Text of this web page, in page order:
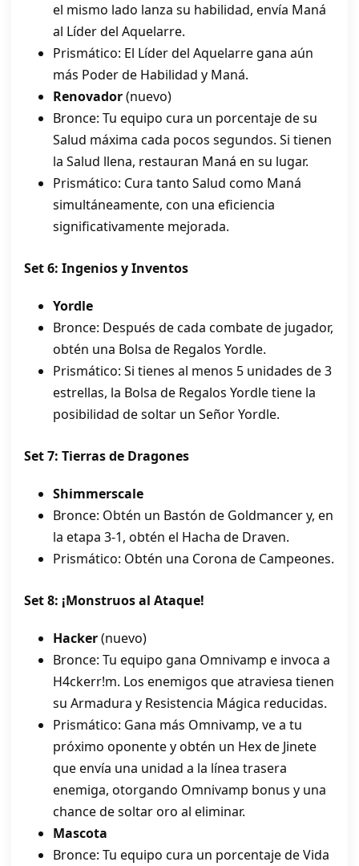
el mismo lado lanza su habilidad, envía Maná
al Líder del Aquelarre.
Prismático: El Líder del Aquelarre gana aún
más Poder de Habilidad y Maná.
Renovador(nuevo)
Bronce: Tu equipo cura un porcentaje de su
Salud máxima cada pocos segundos. Si tienen
la Salud llena, restauran Maná en su lugar.
Prismático: Cura tanto Salud como Maná
simultáneamente, con una eficiencia
significativamente mejorada.
Set 6: Ingenios y Inventos
Yordle
Bronce: Después de cada combate de jugador,
obtén una Bolsa de Regalos Yordle.
Prismático: Si tienes al menos 5 unidades de 3
estrellas, la Bolsa de Regalos Yordle tiene la
posibilidad de soltar un Señor Yordle.
Set 7: Tierras de Dragones
Shimmerscale
Bronce: Obtén un Bastón de Goldmancer y, en
la etapa 3-1, obtén el Hacha de Draven.
Prismático: Obtén una Corona de Campeones.
Set 8: ¡Monstruos al Ataque!
Hacker(nuevo)
Bronce: Tu equipo gana Omnivamp e invoca a
H4ckerr!m. Los enemigos que atraviesa tienen
su Armadura y Resistencia Mágica reducidas.
Prismático: Gana más Omnivamp, ve a tu
próximo oponente y obtén un Hex de Jinete
que envía una unidad a la línea trasera
enemiga, otorgando Omnivamp bonus y una
chance de soltar oro al eliminar.
Mascota
Bronce: Tu equipo cura un porcentaje de Vida